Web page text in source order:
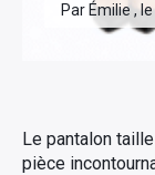
Par Émilie ,
Le pantalon
pièce